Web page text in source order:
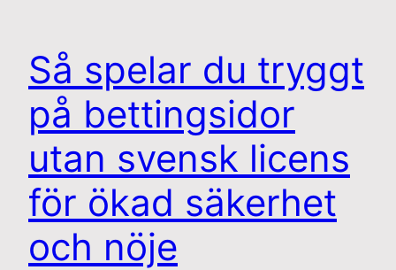
Så spelar du tryggt
på bettingsidor
utan svensk licens
för ökad säkerhet
och nöje